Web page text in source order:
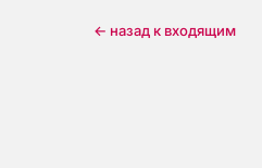
← назад к входящим